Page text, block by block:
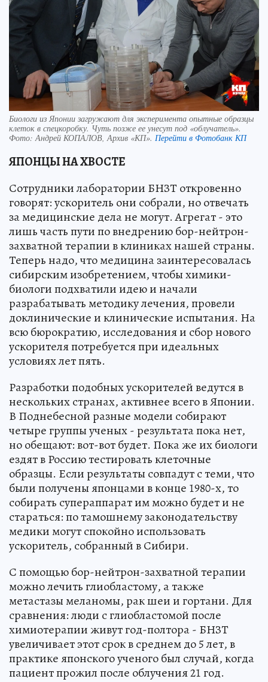
Биологи из Японии загружают для эксперимента опытные образцы
клеток в спецкоробку. Чуть позже ее унесут под «облучатель».
Фото:Андрей КОПАЛОВ, Архив «КП». Перейти в Фотобанк КП
ЯПОНЦЫ НА ХВОСТЕ
Сотрудники лаборатории БНЗТ откровенно
говорят: ускоритель они собрали, но отвечать
за медицинские дела не могут. Агрегат - это
лишь часть пути по внедрению бор-нейтрон-
захватной терапии в клиниках нашей страны.
Теперь надо, что медицина заинтересовалась
сибирским изобретением, чтобы химики-
биологи подхватили идею и начали
разрабатывать методику лечения, провели
доклинические и клинические испытания. На
всю бюрократию, исследования и сбор нового
ускорителя потребуется при идеальных
условиях лет пять.
Разработки подобных ускорителей ведутся в
нескольких странах, активнее всего в Японии.
В Поднебесной разные модели собирают
четыре группы ученых - результата пока нет,
но обещают: вот-вот будет. Пока же их биологи
ездят в Россию тестировать клеточные
образцы. Если результаты совпадут с теми, что
были получены японцами в конце 1980-х, то
собирать супераппарат им можно будет и не
стараться: по тамошнему законодательству
медики могут спокойно использовать
ускоритель, собранный в Сибири.
С помощью бор-нейтрон-захватной терапии
можно лечить глиобластому, а также
метастазы меланомы, рак шеи и гортани. Для
сравнения: люди с глиобластомой после
химиотерапии живут год-полтора - БНЗТ
увеличивает этот срок в среднем до 5 лет, в
практике японского ученого был случай, когда
пациент прожил после облучения 21 год.